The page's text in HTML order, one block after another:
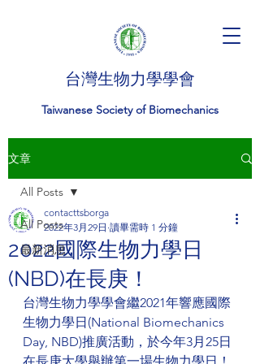
台灣生物力學學會
Taiwanese Society of Biomechanics
文章
All Posts
最新消息
All Posts
2022國際生物力學日
(NBD)在長庚！
contacttsborga
2022年3月29日 讀畢需時 1 分鐘
台灣生物力學學會繼2021年響應國際
生物力學日(National Biomechanics
Day, NBD)推廣活動，於今年3月25日